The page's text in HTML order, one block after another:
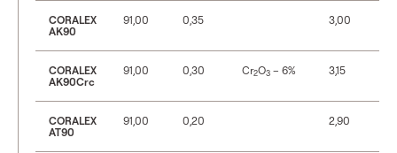
CORALEX
AK90
91,00 0,35 3,00
CORALEX
AK90Crc
91,00 0,30 Cr2O3 – 6% 3,15
CORALEX
AT90
91,00 0,20 2,90